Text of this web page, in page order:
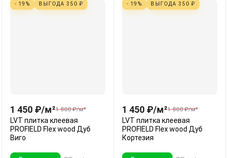
- 19% ВЫГОДА 350 ₽
1 450 ₽/м²1 800 ₽/м²
LVT плитка клеевая
PROFIELD Flex wood Дуб
Виго
- 19% ВЫГОДА 350 ₽
1 450 ₽/м²1 800 ₽/м²
LVT плитка клеевая
PROFIELD Flex wood Дуб
Кортезия